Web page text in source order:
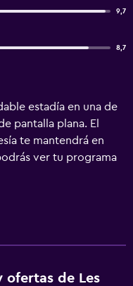
9,7
8,7
estadía en una de
pantalla plana. El
te mantendrá en
ver tu programa
por cable. El cuarto
de pelo. Las
una piscina al aire libre
ofertas de Les